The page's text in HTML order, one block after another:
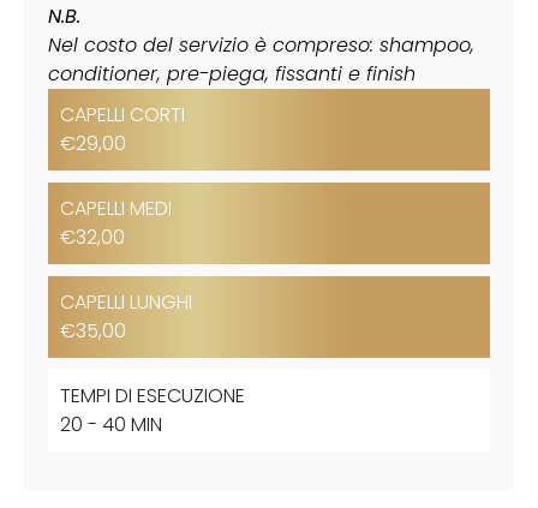
N.B.
Nel costo del servizio è compreso: shampoo,
conditioner, pre-piega, fissanti e finish
CAPELLI CORTI
€29,00
CAPELLI MEDI
€32,00
CAPELLI LUNGHI
€35,00
TEMPI DI ESECUZIONE
20 - 40 MIN